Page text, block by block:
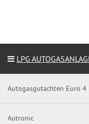
LPG
Autogasgutachten Euro 4
Autronic